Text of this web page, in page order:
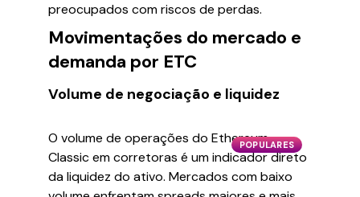
preocupados com riscos de perdas.
Movimentações do mercado e
demanda por ETC
Volume de negociação e liquidez
POPULARES
O volume de operações do Ethereum
Classic em corretoras é um indicador direto
da liquidez do ativo. Mercados com baixo